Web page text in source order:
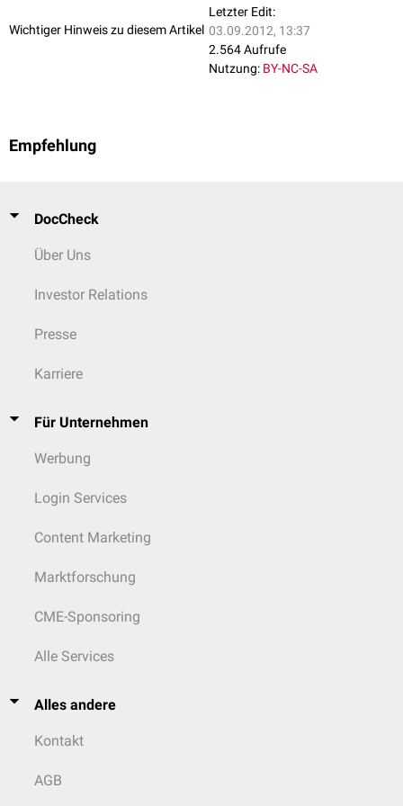
Wichtiger Hinweis zu diesem Artikel
Letzter Edit:
03.09.2012, 13:37
2.564 Aufrufe
Nutzung: BY-NC-SA
Empfehlung
DocCheck
Über Uns
Investor Relations
Presse
Karriere
Für Unternehmen
Werbung
Login Services
Content Marketing
Marktforschung
CME-Sponsoring
Alle Services
Alles andere
Kontakt
AGB